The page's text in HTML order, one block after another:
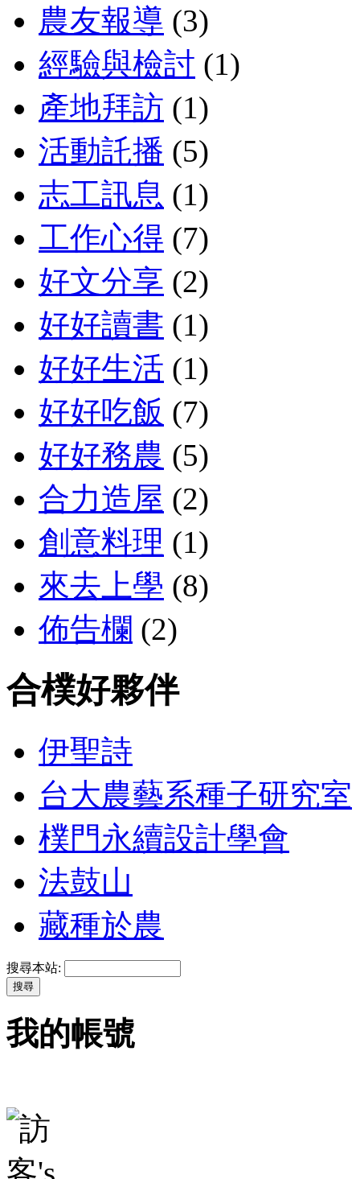
農友報導 (3)
經驗與檢討 (1)
產地拜訪 (1)
活動託播 (5)
志工訊息 (1)
工作心得 (7)
好文分享 (2)
好好讀書 (1)
好好生活 (1)
好好吃飯 (7)
好好務農 (5)
合力造屋 (2)
創意料理 (1)
來去上學 (8)
佈告欄 (2)
合樸好夥伴
伊聖詩
台大農藝系種子研究室
樸門永續設計學會
法鼓山
藏種於農
搜尋本站:
我的帳號